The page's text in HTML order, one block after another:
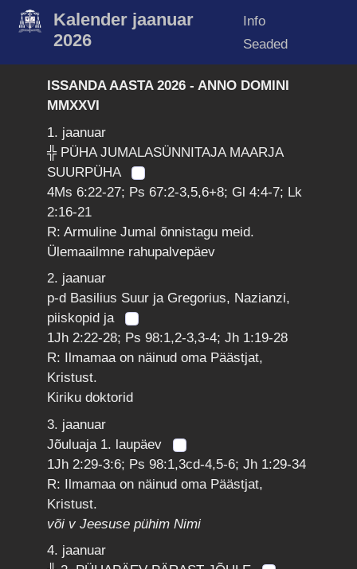
Kalender jaanuar
2026
Info
Seaded
ISSANDA AASTA 2026 - ANNO DOMINI
MMXXVI
1. jaanuar
╬ PÜHA JUMALASÜNNITAJA MAARJA
SUURPÜHA
4Ms 6:22-27; Ps 67:2-3,5,6+8; Gl 4:4-7; Lk
2:16-21
R: Armuline Jumal õnnistagu meid.
Ülemaailmne rahupalvepäev
2. jaanuar
p-d Basilius Suur ja Gregorius, Nazianzi,
piiskopid ja
1Jh 2:22-28; Ps 98:1,2-3,3-4; Jh 1:19-28
R: Ilmamaa on näinud oma Päästjat,
Kristust.
Kiriku doktorid
3. jaanuar
Jõuluaja 1. laupäev
1Jh 2:29-3:6; Ps 98:1,3cd-4,5-6; Jh 1:29-34
R: Ilmamaa on näinud oma Päästjat,
Kristust.
või v Jeesuse pühim Nimi
4. jaanuar